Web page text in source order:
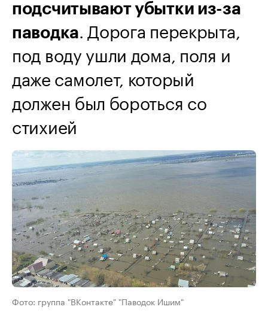
подсчитывают убытки из-за
паводка. Дорога перекрыта,
под воду ушли дома, поля и
даже самолет, который
должен был бороться со
стихией
Фото: группа "ВКонтакте" "Паводок Ишим"